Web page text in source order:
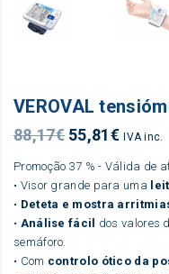
VEROVAL
88,17€ O
original
era:
88,17€.
55,81€O
é:
55,81€.
IVA inc.
Promoção 37 % - Válida de
• Visor grande para uma
• Deteta e mostra
• Análise fácil dos valores
semáforo.
• Com controlo ótico da